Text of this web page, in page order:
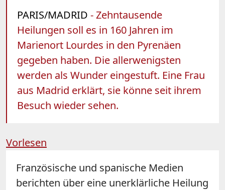
PARIS/MADRID - Zehntausende
Heilungen soll es in 160 Jahren im
Marienort Lourdes in den Pyrenäen
gegeben haben. Die allerwenigsten
werden als Wunder eingestuft. Eine Frau
aus Madrid erklärt, sie könne seit ihrem
Besuch wieder sehen.
Vorlesen
Französische und spanische Medien
berichten über eine unerklärliche Heilung